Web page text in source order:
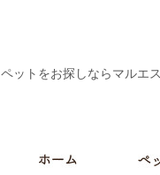
ペットをお探しならマルエ